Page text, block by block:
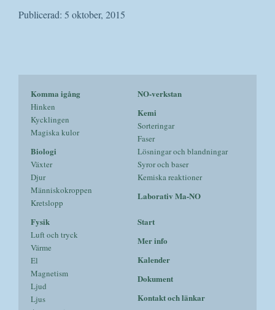
Publicerad: 5 oktober, 2015
Komma igång
Hinken
Kycklingen
Magiska kulor
Biologi
Växter
Djur
Människokroppen
Kretslopp
NO-verkstan
Kemi
Sorteringar
Faser
Lösningar och blandningar
Syror och baser
Kemiska reaktioner
Laborativ Ma-NO
Fysik
Luft och tryck
Värme
El
Magnetism
Ljud
Ljus
Start
Mer info
Kalender
Dokument
Kontakt och länkar